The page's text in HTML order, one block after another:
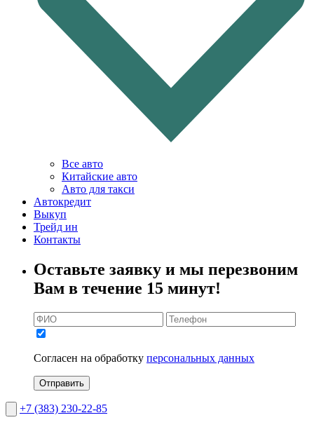
Все авто
Китайские авто
Авто для такси
Автокредит
Выкуп
Трейд ин
Контакты
Оставьте заявку и мы перезвоним
Вам в течение 15 минут!
Согласен на обработку персональных данных
Отправить
+7 (383) 230-22-85